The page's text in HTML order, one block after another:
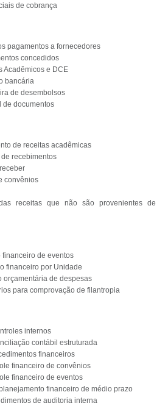
de cobrança
pagamentos a fornecedores
concedidos
Acadêmicos e DCE
bancária
de desembolsos
de documentos
de receitas acadêmicas
recebimentos
convênios
receitas que não são provenientes de
de eventos
financeiro por Unidade
orçamentária de despesas
para comprovação de filantropia
internos
contábil estruturada
financeiros
financeiro de convênios
financeiro de eventos
financeiro de médio prazo
de auditoria interna